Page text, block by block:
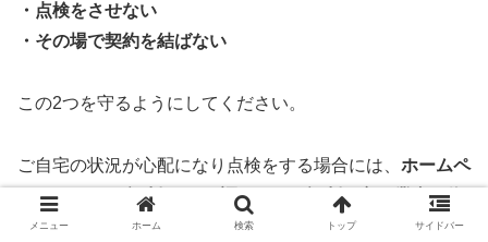
・点検をさせない
・その場で契約を結ばない
この2つを守るようにしてください。
ご自宅の状況が心配になり点検をする場合には、 ホームペ
ージや口コミ(評判)をよく調べてから評判の良い業者に依
頼するようにしましょう！
メニュー ホーム 検索 トップ サイドバー